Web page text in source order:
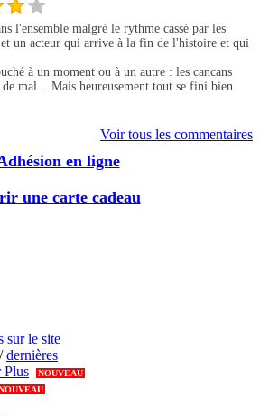
l'ensemble malgré le rythme cassé par les
un acteur qui arrive à la fin de l'histoire et qui
à un moment ou à un autre : les cancans
mal... Mais heureusement tout se fini bien
Voir tous les commentaires
en ligne
une carte cadeau
sur le site
/dernières
Plus
NOUVEAU